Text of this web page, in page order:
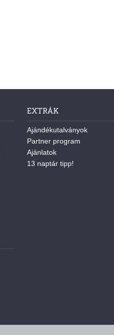
EXTRÁK
Ajándékutalványok
Partner program
Ajánlatok
13 naptár tipp!